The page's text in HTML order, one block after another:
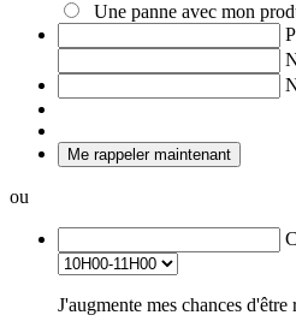
Une panne avec mon
Me rappeler maintenant
ou
J'augmente mes chances